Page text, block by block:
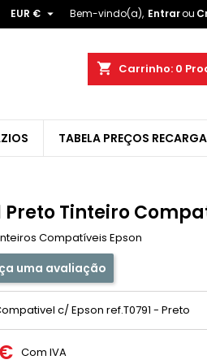
Bem-vindo(a), Entrarou
EUR € 
shopping_cart Carrinho: 0
TABELA PREÇOS RECARGA
Preto Tinteiro
Compatíveis Epson
uma avaliação
c/ Epson ref.T0791 - Preto
Com IVA